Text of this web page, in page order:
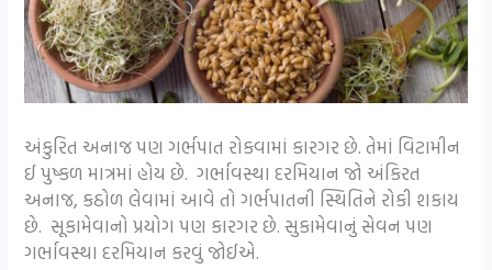
અંકુરિત અનાજ પણ ગર્ભપાત રોકવામાં કારગર છે. તેમાં વિટામીન
ઈ પુષ્કળ માત્રમાં હોય છે. ગર્ભાવસ્થા દરમિયાન જો અંકિરત
અનાજ, કઠોળ લેવામાં આવે તો ગર્ભપાતની સ્થિતિને રોકી શકાય
છે. સૂકામેવાનો પ્રયોગ પણ કારગર છે. સુકામેવાનું સેવન પણ
ગર્ભાવસ્થા દરમિયાન કરવું જોઈએ.